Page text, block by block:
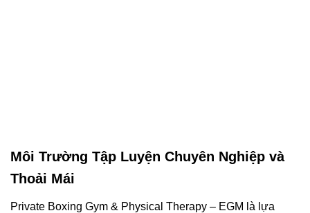
Môi Trường Tập Luyện Chuyên Nghiệp và
Thoải Mái
Private Boxing Gym & Physical Therapy – EGM là lựa